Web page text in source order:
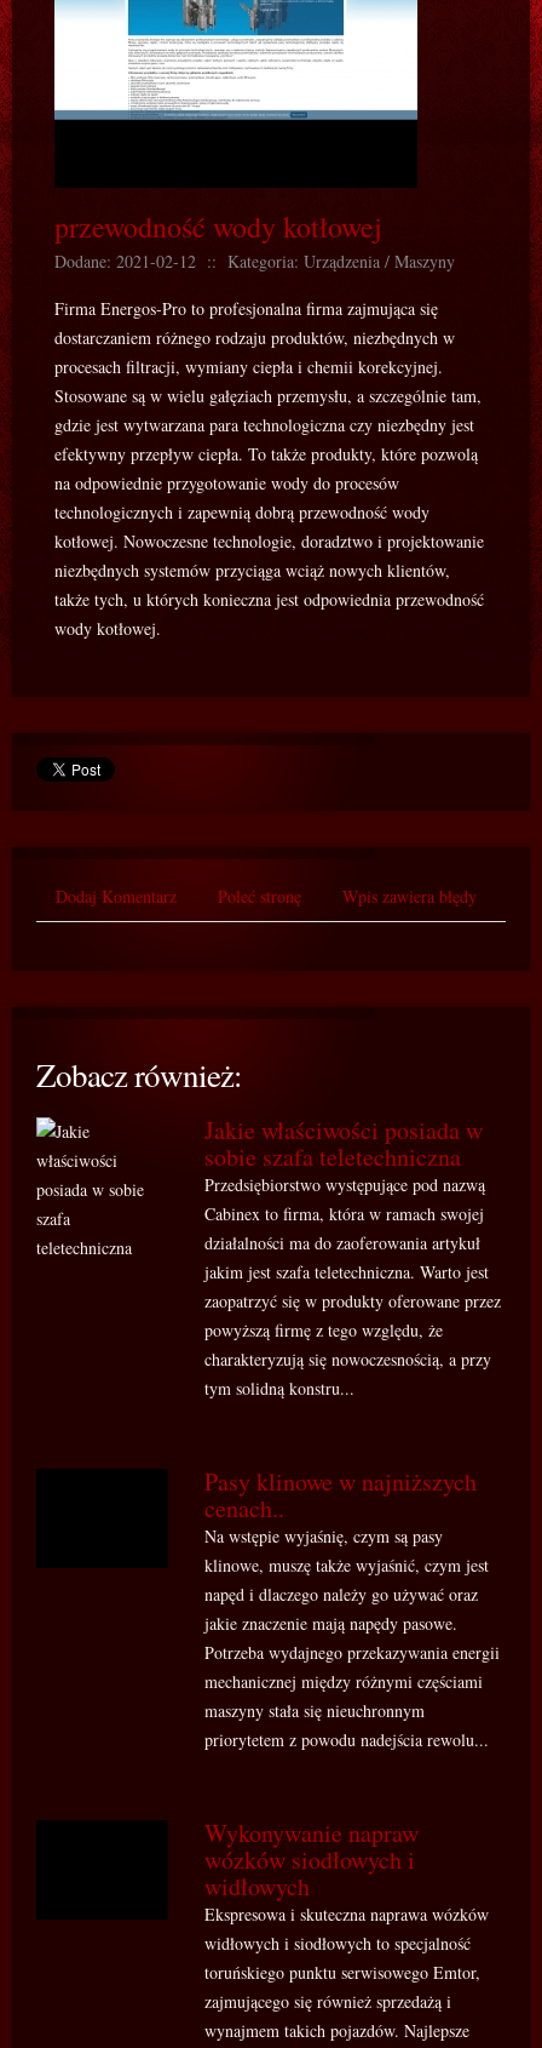
przewodność wody kotłowej
Dodane: 2021-02-12 :: Kategoria: Urządzenia / Maszyny
Firma Energos-Pro to profesjonalna firma zajmująca się
dostarczaniem różnego rodzaju produktów, niezbędnych w
procesach filtracji, wymiany ciepła i chemii korekcyjnej.
Stosowane są w wielu gałęziach przemysłu, a szczególnie tam,
gdzie jest wytwarzana para technologiczna czy niezbędny jest
efektywny przepływ ciepła. To także produkty, które pozwolą
na odpowiednie przygotowanie wody do procesów
technologicznych i zapewnią dobrą przewodność wody
kotłowej. Nowoczesne technologie, doradztwo i projektowanie
niezbędnych systemów przyciąga wciąż nowych klientów,
także tych, u których konieczna jest odpowiednia przewodność
wody kotłowej.
Dodaj Komentarz Poleć stronę Wpis zawiera błędy
Zobacz również:
Jakie właściwości posiada w
sobie szafa teletechniczna
Przedsiębiorstwo występujące pod nazwą
Cabinex to firma, która w ramach swojej
działalności ma do zaoferowania artykuł
jakim jest szafa teletechniczna. Warto jest
zaopatrzyć się w produkty oferowane przez
powyższą firmę z tego względu, że
charakteryzują się nowoczesnością, a przy
tym solidną konstru...
Pasy klinowe w najniższych
cenach..
Na wstępie wyjaśnię, czym są pasy
klinowe, muszę także wyjaśnić, czym jest
napęd i dlaczego należy go używać oraz
jakie znaczenie mają napędy pasowe.
Potrzeba wydajnego przekazywania energii
mechanicznej między różnymi częściami
maszyny stała się nieuchronnym
priorytetem z powodu nadejścia rewolu...
Wykonywanie napraw
wózków siodłowych i
widłowych
Ekspresowa i skuteczna naprawa wózków
widłowych i siodłowych to specjalność
toruńskiego punktu serwisowego Emtor,
zajmującego się również sprzedażą i
wynajmem takich pojazdów. Najlepsze